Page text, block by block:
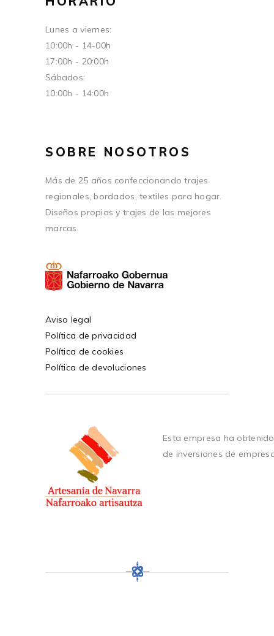
Lunes a viernes:
10:00h - 14-00h
17:00h - 20:00h
Sábados:
10:00h - 14:00h
SOBRE NOSOTROS
Más de 25 años confeccionando trajes
regionales, bordados, textiles para hogar.
Diseños propios y trajes de las mejores
marcas.
Aviso legal
Política de privacidad
Política de cookies
Política de devoluciones
Esta empresa ha
de inversiones de